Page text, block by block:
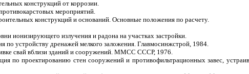
конструкций от коррозии.
мероприятий.
конструкций и оснований. Основные положения по расчету.
ионизирующего излучения и радона на участках застройки.
по устройству дренажей мелкого заложения. Главмосинжстрой, 1984.
свай вблизи зданий и сооружений. ММСС СССР, 1976.
по проектированию стен сооружений и противофильтрационных завес,